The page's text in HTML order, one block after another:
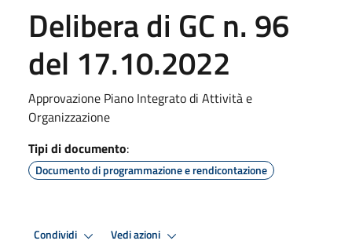
Delibera di GC n. 96
del 17.10.2022
Approvazione Piano Integrato di Attività e
Organizzazione
Tipi di documento:
Documento di programmazione e rendicontazione
Condividi Vedi azioni